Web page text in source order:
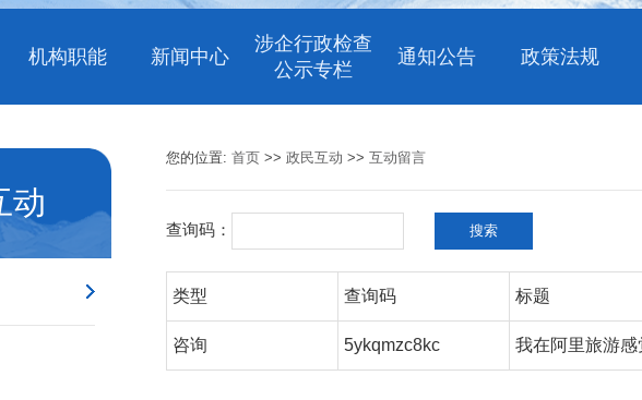
机构职能 新闻中心
涉企行政检查
公示专栏
通知公告 政策法规
动
您的位置:首页 >>政民互动 >>互动留言
查询码：
类型 查询码 标题
咨询 5ykqmzc8kc